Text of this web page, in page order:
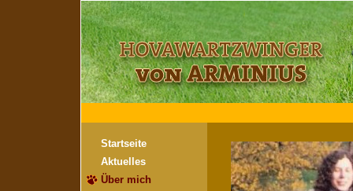
Startseite
Aktuelles
Über mich